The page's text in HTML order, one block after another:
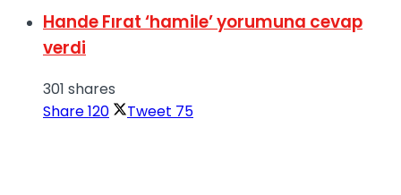
Hande Fırat ‘hamile’ yorumuna cevap
verdi
301 shares
Share120 Tweet 75